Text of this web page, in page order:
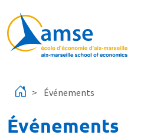
Événements
Événements